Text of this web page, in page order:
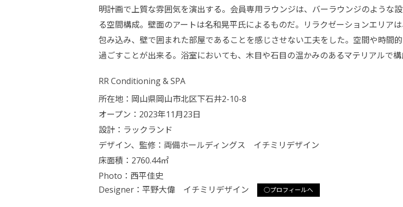
明計画で上質な雰囲気を演出する。会員専用ラウンジは、バーラウンジのような
る空間構成。壁面のアートは名和晃平氏によるものだ。リラクゼーションエリア
包み込み、壁で囲まれた部屋であることを感じさせない工夫をした。空間や時間
過ごすことが出来る。 浴室においても、木目や石目の温かみのあるマテリアルで構
RR Conditioning & SPA
所在地：岡山県岡山市北区下石井2-10-8
オープン：2023年11月23日
設計：ラックランド
デザイン、監修：両備ホールディングス イチミリデザイン
床面積：2760.44㎡
Photo：西平佳史
Designer： 平野大偉 イチミリデザイン ○プロフィールへ